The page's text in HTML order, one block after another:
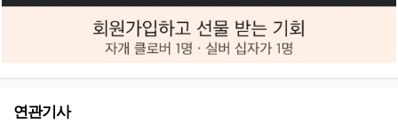
연관기사